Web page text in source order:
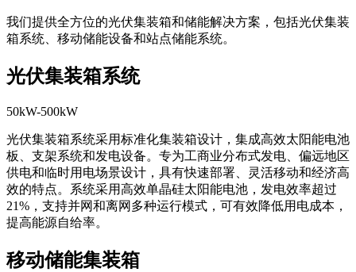
我们提供全方位的光伏集装箱和储能解决方案，包括光伏集装
箱系统、移动储能设备和站点储能系统。
光伏集装箱系统
50kW-500kW
光伏集装箱系统采用标准化集装箱设计，集成高效太阳能电池
板、支架系统和发电设备。专为工商业分布式发电、偏远地区
供电和临时用电场景设计，具有快速部署、灵活移动和经济高
效的特点。系统采用高效单晶硅太阳能电池，发电效率超过
21%，支持并网和离网多种运行模式，可有效降低用电成本，
提高能源自给率。
移动储能集装箱